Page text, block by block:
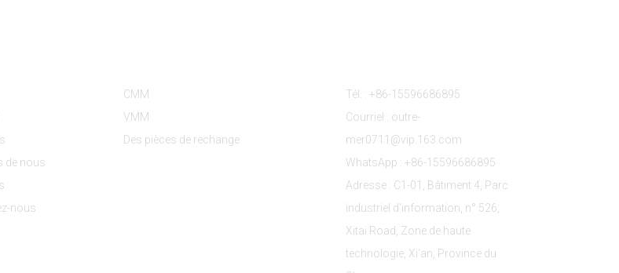
de nous
nous
CMM
VMM
Des pièces de rechange
Tél. : +86-15596686895
Courriel : outre-
mer0711@vip.163.com
WhatsApp : +86-15596686895
Adresse : C1-01, Bâtiment 4, Parc
industriel d'information, n° 526,
Xitai Road, Zone de haute
technologie, Xi'an, Province du